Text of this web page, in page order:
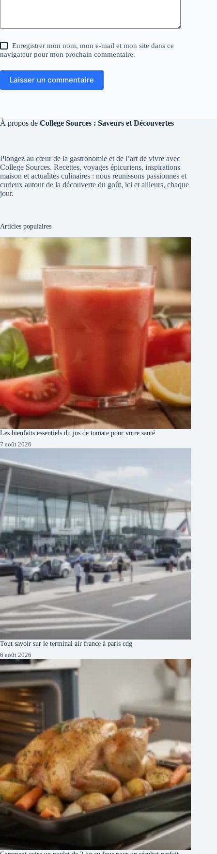
Enregistrer mon nom, mon e-mail et mon site dans ce
navigateur pour mon prochain commentaire.
Laisser un commentaire
À propos de College Sources : Saveurs et Découvertes
Plongez au cœur de la gastronomie et de l’art de vivre avec
College Sources. Recettes, voyages épicuriens, inspirations
maison et actualités culinaires : nous réunissons passionnés et
curieux autour de la découverte du goût, ici et ailleurs, chaque
jour.
Articles populaires
Les bienfaits essentiels du jus de tomate pour votre santé
7 août 2026
Tout savoir sur le terminal air france à paris cdg
6 août 2026